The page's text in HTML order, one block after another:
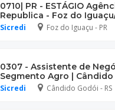
0710| PR - ESTÁGIO
Republica - Foz do
Sicredi Foz do Iguaçu - PR
0307 - Assistente de
Segmento Agro | Cândido
Sicredi Cândido Godói - RS